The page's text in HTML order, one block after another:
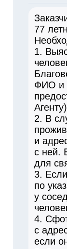
77
1.
ФИО и
2. В
и
с ней.
для
3.
по
у
4.
с
если